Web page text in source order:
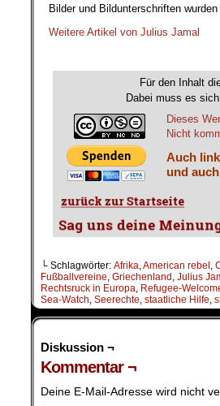
Bilder und Bildunterschriften
Weitere Artikel von Julius Jamal
Für den Inhalt
Dabei muss es
Dieses
Nicht
Auch
und
└ Schlagwörter: Afrika American rebel
Fußballvereine Griechenland Julius
Rechtsruck in Europa Refugee-
Sea-Watch Seerechte staatliche Hilfe
Diskussion ¬
Kommentar ¬
Deine E-Mail-Adresse wird nicht